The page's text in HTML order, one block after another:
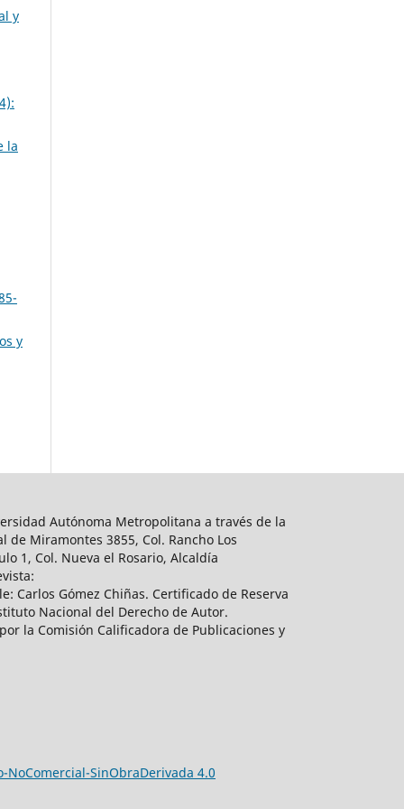
y
la
y
Autónoma Metropolitana a través de la
de Miramontes 3855, Col. Rancho Los
1, Col. Nueva el Rosario, Alcaldía
Carlos Gómez Chiñas. Certificado de Reserva
Nacional del Derecho de Autor.
la Comisión Calificadora de Publicaciones y
NoComercial-SinObraDerivada 4.0